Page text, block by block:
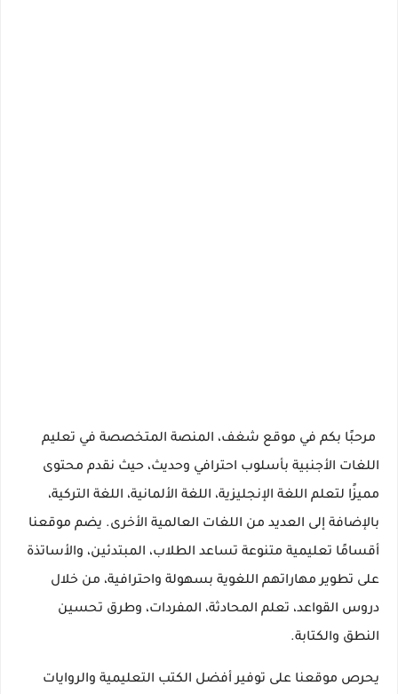
مرحبًا بكم في موقع شغف، المنصة المتخصصة في تعليم
اللغات الأجنبية بأسلوب احترافي وحديث، حيث نقدم محتوى
مميزًا لتعلم اللغة الإنجليزية، اللغة الألمانية، اللغة التركية،
بالإضافة إلى العديد من اللغات العالمية الأخرى. يضم موقعنا
أقسامًا تعليمية متنوعة تساعد الطلاب، المبتدئين، والأساتذة
على تطوير مهاراتهم اللغوية بسهولة واحترافية، من خلال
دروس القواعد، تعلم المحادثة، المفردات، وطرق تحسين
النطق والكتابة.
يحرص موقعنا على توفير أفضل الكتب التعليمية والروايات